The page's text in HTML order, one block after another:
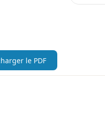
le PDF